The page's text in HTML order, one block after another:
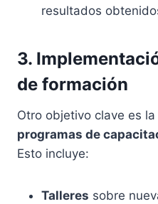
resultados
3.
de formación
Otro objetivo clave es la
programas de
Esto incluye:
Talleres sobre